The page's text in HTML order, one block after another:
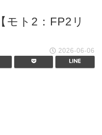
モト2：FP2リ
2026-06-06